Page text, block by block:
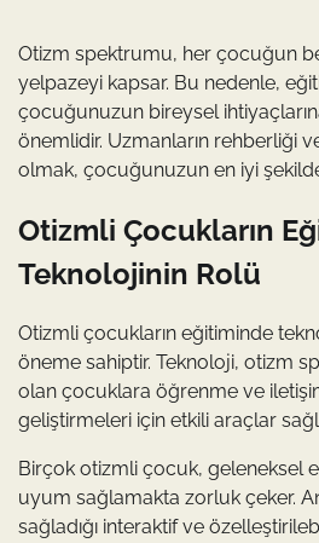
Otizm spektrumu, her çocuğun
yelpazeyi kapsar. Bu nedenle,
çocuğunuzun bireysel
önemlidir. Uzmanların rehberliği
olmak, çocuğunuzun en iyi
Otizmli Çocukların
Teknolojinin Rolü
Otizmli çocukların eğitiminde
öneme sahiptir. Teknoloji, otizm
olan çocuklara öğrenme ve
geliştirmeleri için etkili araçlar
Birçok otizmli çocuk, geleneksel
uyum sağlamakta zorluk çeker.
sağladığı interaktif ve